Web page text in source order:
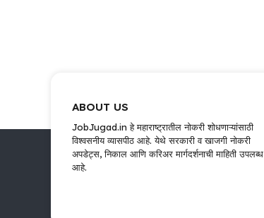
ABOUT US
JobJugad.in हे महाराष्ट्रातील नोकरी शोधणाऱ्यांसाठी
विश्वसनीय व्यासपीठ आहे. येथे सरकारी व खाजगी नोकरी
अपडेट्स, निकाल आणि करिअर मार्गदर्शनाची माहिती उपलब्ध
आहे.